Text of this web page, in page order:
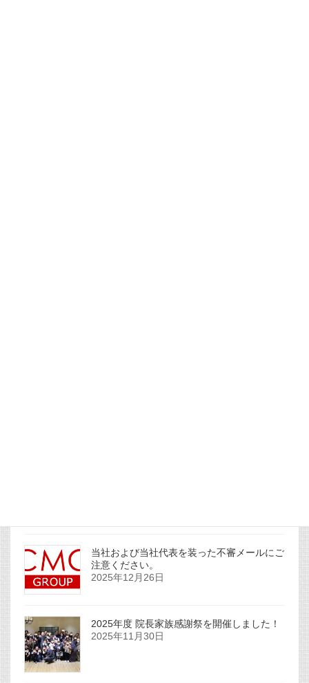
当社および当社代表を装った不審メールにご
注意ください。
2025年12月26日
2025年度 院長家族感謝祭を開催しました！
2025年11月30日